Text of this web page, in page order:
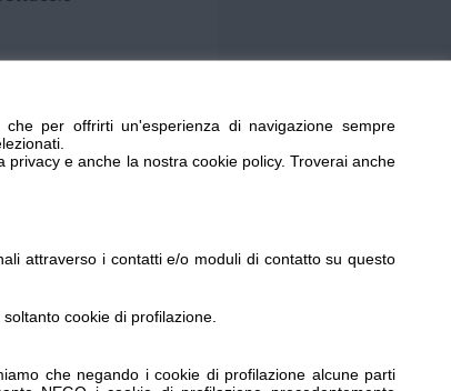
per offrirti un'esperienza di navigazione sempre
e anche la nostra cookie policy. Troverai anche
attraverso i contatti e/o moduli di contatto su questo
cookie di profilazione.
che negando i cookie di profilazione alcune parti
con la gentile collaborazione di Grafiche